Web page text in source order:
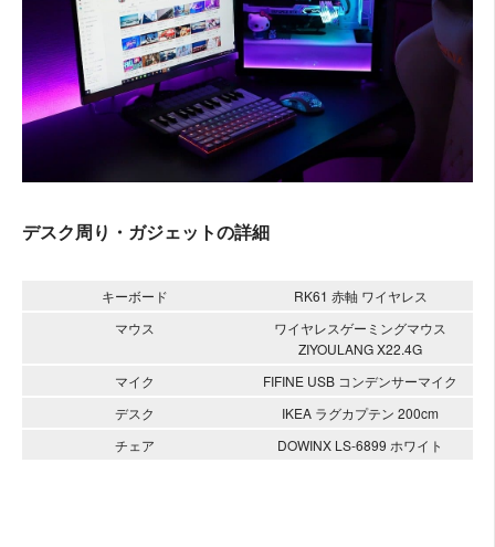
デスク周り・ガジェットの詳細
キーボード
RK61 赤軸 ワイヤレス
マウス
ワイヤレスゲーミングマウス
ZIYOULANG X22.4G
マイク
FIFINE USB コンデンサーマイク
デスク
IKEA ラグカプテン 200cm
チェア
DOWINX LS-6899 ホワイト